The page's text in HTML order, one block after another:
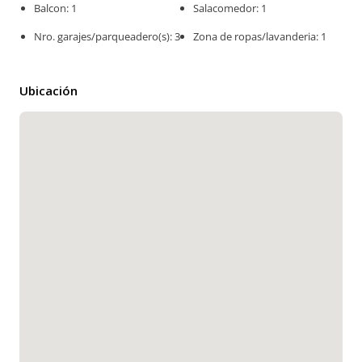
Balcon: 1
Nro. garajes/parqueadero(s): 3
Salacomedor: 1
Zona de ropas/lavanderia: 1
Ubicación